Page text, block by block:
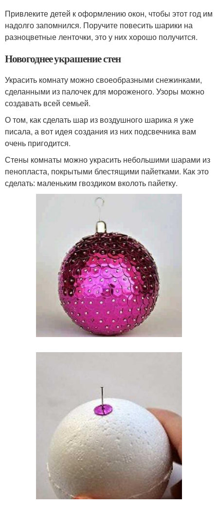
Привлеките детей к оформлению окон, чтобы этот год им
надолго запомнился. Поручите повесить шарики на
разноцветные ленточки, это у них хорошо получится.
Новогоднее украшение стен
Украсить комнату можно своеобразными снежинками,
сделанными из палочек для мороженого. Узоры можно
создавать всей семьей.
О том, как сделать шар из воздушного шарика я уже
писала, а вот идея создания из них подсвечника вам
очень пригодится.
Стены комнаты можно украсить небольшими шарами из
пенопласта, покрытыми блестящими пайетками. Как это
сделать: маленьким гвоздиком вколоть пайетку.